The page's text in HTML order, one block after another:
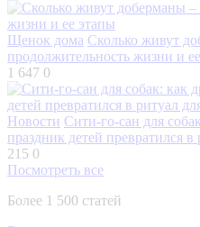
Щенок дома Сколько живут
продолжительность жизни и
1 647 0
Новости Сити-го-сан для
праздник детей превратился
215 0
Посмотреть все
Более 1 500 статей